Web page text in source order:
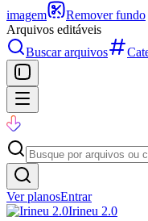
imagem
Remover fundo
Arquivos editáveis
Buscar arquivos
Ver planosEntrar
Irineu 2.0